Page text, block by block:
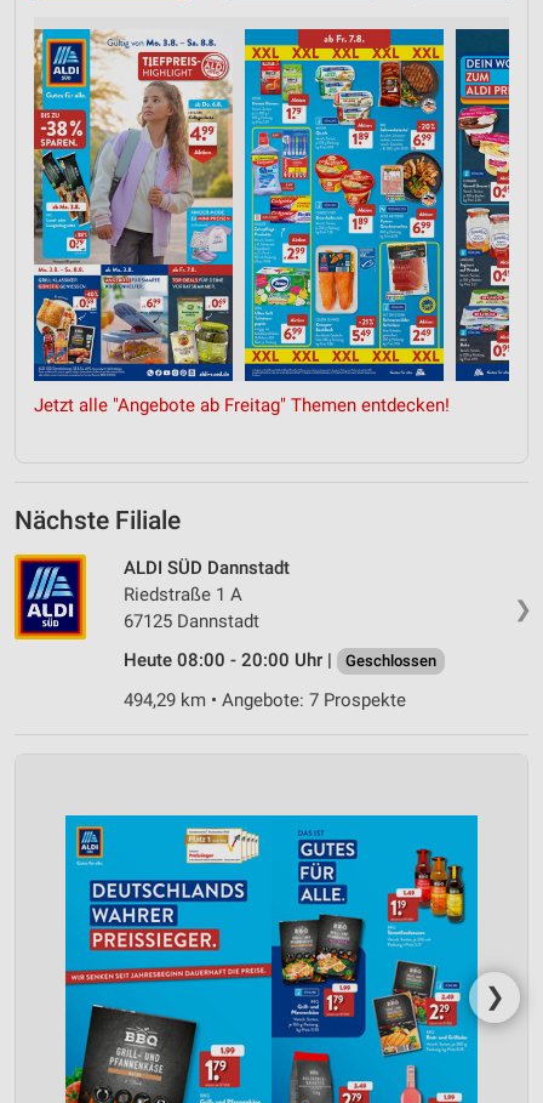
Jetzt alle "Angebote ab Freitag" Themen entdecken!
Nächste Filiale
❯
ALDI SÜD Dannstadt
Riedstraße 1 A
67125 Dannstadt
Heute 08:00 - 20:00 Uhr |
Geschlossen
494,29 km • Angebote: 7 Prospekte
❯